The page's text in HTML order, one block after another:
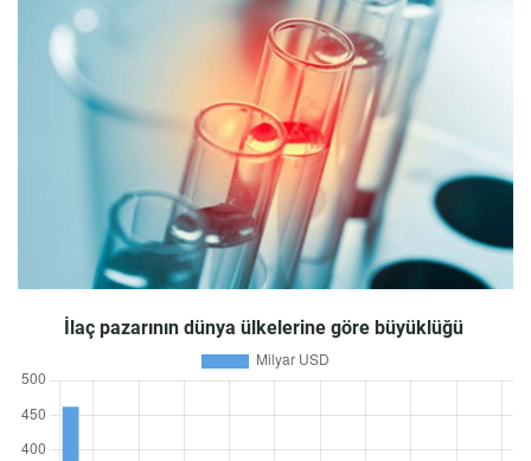
İlaç pazarının dünya ülkelerine göre büyüklüğü